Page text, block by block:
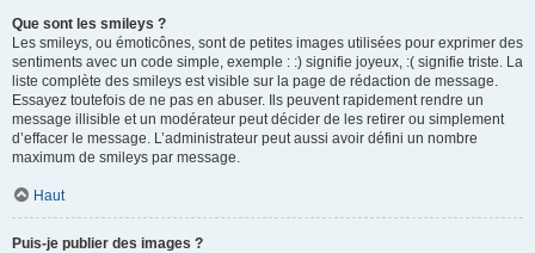
Que sont les smileys ?
Les smileys, ou émoticônes, sont de petites images utilisées pour exprimer des
sentiments avec un code simple, exemple : :) signifie joyeux, :( signifie triste. La
liste complète des smileys est visible sur la page de rédaction de message.
Essayez toutefois de ne pas en abuser. Ils peuvent rapidement rendre un
message illisible et un modérateur peut décider de les retirer ou simplement
d’effacer le message. L’administrateur peut aussi avoir défini un nombre
maximum de smileys par message.
Haut
Puis-je publier des images ?